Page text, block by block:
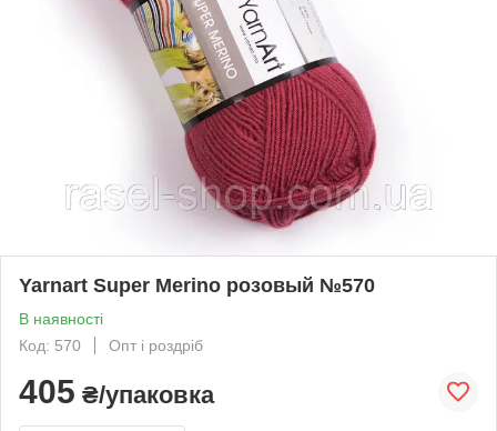
Yarnart Super Merino розовый №570
В наявності
Код: 570
Опт і роздріб
405 ₴/упаковка